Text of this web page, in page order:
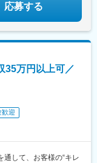
応募する
35万円以上可／
歓迎
して、お客様の“キレ